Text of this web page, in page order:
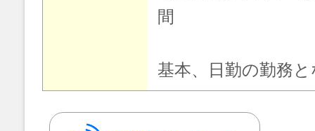
間
基本、日勤の勤務